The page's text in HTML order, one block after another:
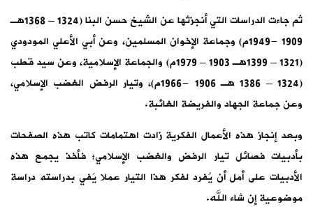
ثم جاءت الدراسات التي أنجزتُها عن الشيخ حسن البنا (1324 – 1368هـ
1909 -1949م) وجماعة الإخوان المسلمين، وعن أبي الأعلي المودودي
(1321 – 1399هـ 1903 – 1979م) والجماعة الإسلامية، وعن سيد قطب
(1324 – 1386 هـ 1906 -1966م)، وتيار الرفض الغضب الإسلامي،
وعن جماعة الجهاد والفريضة الغائبة.
وبعد إنجاز هذه الأعمال الفكرية زادت اهتمامات كاتب هذه الصفحات
بأدبيات فصائل تيار الرفض والغضب الإسلامي؛ فأخذ يجمع هذه
الأدبيات على أمل أن يُفرد لفكر هذا التيار عملا يَفي بدراسته دراسة
موضوعية إن شاء الله.